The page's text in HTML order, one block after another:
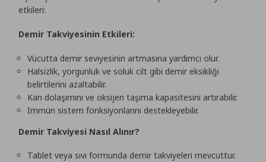
etkileri:
Demir Takviyesinin Etkileri:
Vücutta demir seviyesinin artmasına yardımcı olur.
Halsizlik, yorgunluk ve soluk cilt gibi demir eksikliği
belirtilerini azaltabilir.
Kan dolaşımını ve oksijen taşıma kapasitesini artırabilir.
Immün sistem fonksiyonlarını destekleyebilir.
Demir Takviyesi Nasıl Alınır?
Tablet veya sıvı formunda demir takviyeleri mevcuttur.